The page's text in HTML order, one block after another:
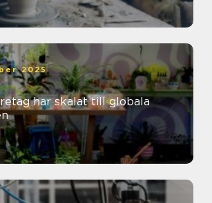
2025
har skalat till globala